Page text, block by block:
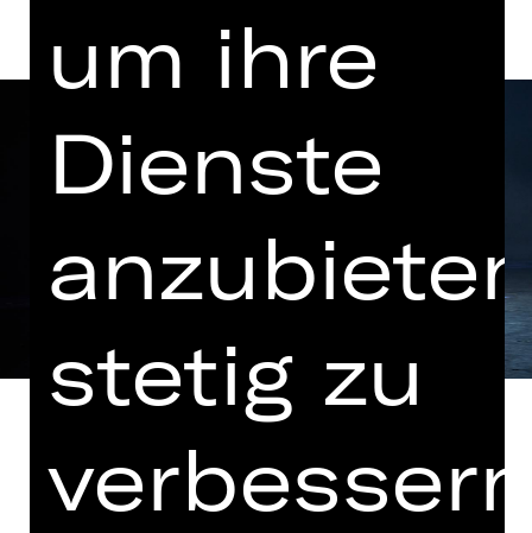
um ihre
Dienste
stetig zu